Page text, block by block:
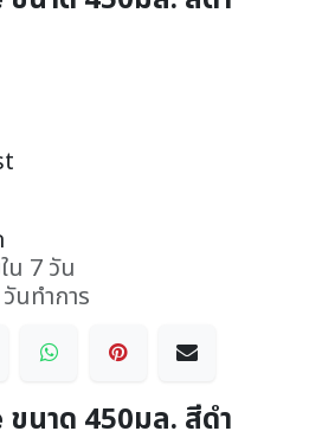
น 7 วัน
นทำการ
ขนาด 450มล. สีดำ